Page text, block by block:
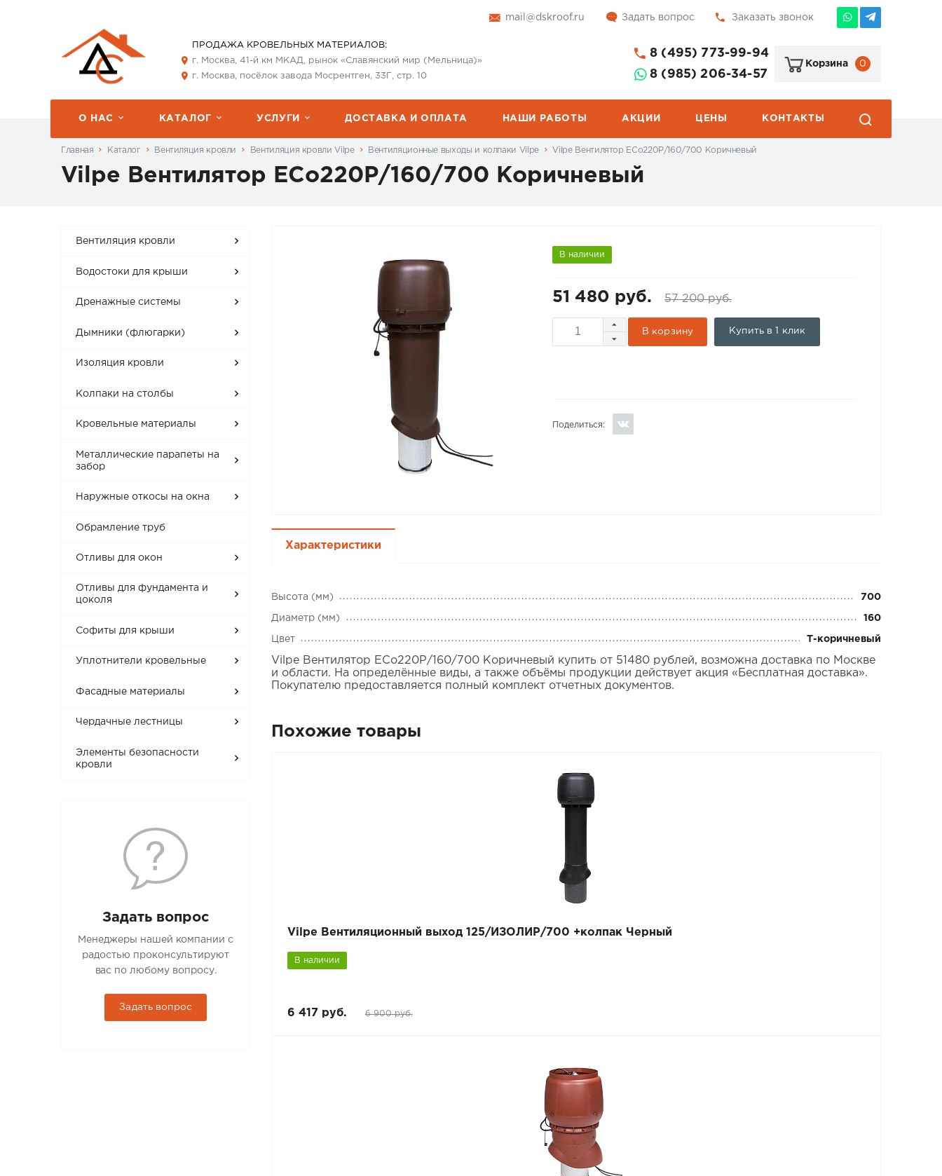
mail@dskroof.ru Задать вопрос Заказать звонок
ПРОДАЖА КРОВЕЛЬНЫХ МАТЕРИАЛОВ:
г. Москва, 41-й км МКАД, рынок «Славянский мир (Мельница)»
г. Москва, посёлок завода Мосрентген, 33Г, стр. 10
8 (495) 773-99-94
8 (985) 206-34-57
Корзина 0
О НАС КАТАЛОГ УСЛУГИ ДОСТАВКА И ОПЛАТА НАШИ РАБОТЫ АКЦИИ ЦЕНЫ КОНТАКТЫ
Главная Каталог Вентиляция кровли Вентиляция кровли Vilpe Вентиляционные выходы и колпаки Vilpe Vilpe Вентилятор ECo220Р/160/700 Коричневый
Vilpe Вентилятор ECo220Р/160/700 Коричневый
Вентиляция кровли
Водостоки для крыши
Дренажные системы
Дымники (флюгарки)
Изоляция кровли
Колпаки на столбы
Кровельные материалы
Металлические парапеты на
забор
Наружные откосы на окна
Обрамление труб
Отливы для окон
Отливы для фундамента и
цоколя
Софиты для крыши
Уплотнители кровельные
Фасадные материалы
Чердачные лестницы
Элементы безопасности
кровли
Задать вопрос
Менеджеры нашей компании с
радостью проконсультируют
вас по любому вопросу.
Задать вопрос
В наличии
51 480 руб. 57 200 руб.
В корзину Купить в 1 клик
Поделиться:
Характеристики
Высота (мм) 700
Диаметр (мм) 160
Цвет Т-коричневый
Vilpe Вентилятор ECo220Р/160/700 Коричневый купить от 51480 рублей, возможна доставка по Москве
и области. На определённые виды, а также объёмы продукции действует акция «Бесплатная доставка».
Покупателю предоставляется полный комплект отчетных документов.
Похожие товары
Vilpe Вентиляционный выход 125/ИЗОЛИР/700 +колпак Черный
В наличии
6 417 руб. 6 900 руб.